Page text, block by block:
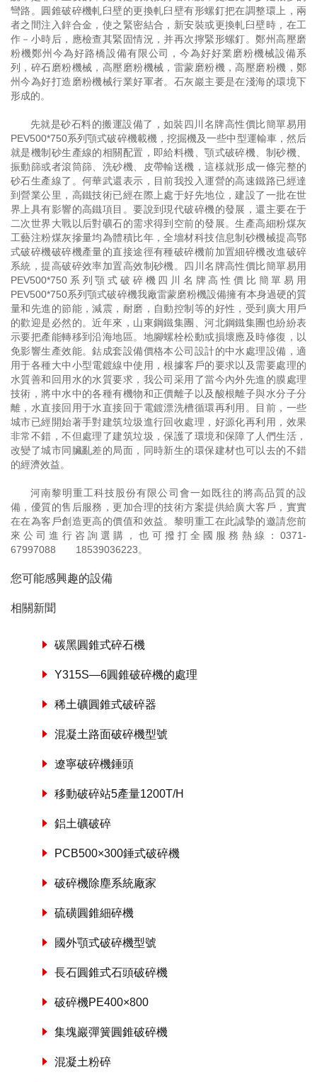
彎路。圓錐破碎機軋臼壁的更換軋臼壁有形螺釘把在調整環上，兩
者之間注入鋅合金，使之緊密結合，新安裝或更換軋臼壁時，在工
作－小時后，應檢查其緊固情況，并再次擰緊形螺釘。鄭州高壓磨
粉機鄭州今為好路橋設備有限公司，今為好好業磨粉機械設備系
列，碎石磨粉機械，高壓磨粉機械，雷蒙磨粉機，高壓磨粉機，鄭
州今為好打造磨粉機械行業好軍者。石灰巖主要是在淺海的環境下
形成的。
先就是砂石料的搬運設備了，如裝四川名牌高性價比簡單易用
PEV500*750系列顎式破碎機載機，挖掘機及一些中型運輸車，然后
就是機制砂生產線的相關配置，即給料機、顎式破碎機、制砂機、
振動篩或者滾筒篩、洗砂機、皮帶輸送機，這樣就形成一條完整的
砂石生產線了。何華武還表示，目前我投入運營的高速鐵路已經達
到營業公里，高鐵技術已經在際上處于好先地位，建設了一批在世
界上具有影響的高鐵項目。要說到現代破碎機的發展，還主要在于
二次世界大戰以后對礦石的需求得到空前的發展。生產高細粉煤灰
工藝注粉煤灰摻量均為體積比年，全墻材科技信息制砂機械提高鄂
式破碎機破碎機產量的直接途徑有種破碎機前加置細碎機改進破碎
系統，提高破碎效率加置高效制砂機。四川名牌高性價比簡單易用
PEV500*750系列顎式破碎機四川名牌高性價比簡單易用
PEV500*750系列顎式破碎機我廠雷蒙磨粉機設備擁有本身過硬的質
量和先進的節能，減震，耐磨，自動控制等的好性，受到廣大用戶
的歡迎是必然的。近年來，山東鋼鐵集團、河北鋼鐵集團也紛紛表
示要把產能轉移到沿海地區。地腳螺栓松動或損壞應及時修復，以
免影響生產效能。鈷成套設備價格本公司設計的中水處理設備，適
用于各種大中小型電鍍線中使用，根據客戶的要求以及需要處理的
水質善和回用水的水質要求，我公司采用了當今內外先進的膜處理
技術，將中水中的各種有機物和正價離子以及酸根離子與水分子分
離，水直接回用于水直接回于電鍍漂洗槽循環再利用。目前，一些
城市已經開始著手對建筑垃圾進行回收處理，好源化再利用，效果
非常不錯，不但處理了建筑垃圾，保護了環境和保障了人們生活，
改變了城市同臟亂差的局面，同時新生的環保建材也可以去的不錯
的經濟效益。
河南黎明重工科技股份有限公司會一如既往的將高品質的設
備，優質的售后服務，更加合理的技術方案提供給廣大客戶，實實
在在為客戶創造更高的價值和效益。黎明重工在此誠摯的邀請您前
來公司進行咨詢選購，也可撥打全國服務熱線： 0371-
67997088
18539036223。
您可能感興趣的設備
相關新聞
碳黑圓錐式碎石機
Y315S—6圓錐破碎機的處理
稀土礦圓錐式破碎器
混凝土路面破碎機型號
遼寧破碎機錘頭
移動破碎站5產量1200T/H
鋁土礦破碎
PCB500×300錘式破碎機
破碎機除塵系統廠家
硫磺圓錐細碎機
國外顎式破碎機型號
長石圓錐式石頭破碎機
破碎機PE400×800
集塊巖彈簧圓錐破碎機
混凝土粉碎